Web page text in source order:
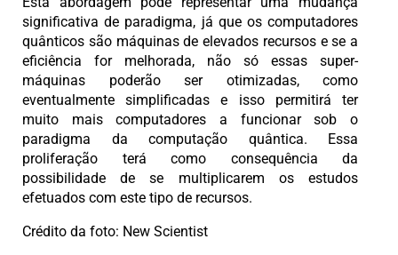
significativa de paradigma, já que os computadores
quânticos são máquinas de elevados recursos e se a
eficiência for melhorada, não só essas super-
máquinas poderão ser otimizadas, como
eventualmente simplificadas e isso permitirá ter
muito mais computadores a funcionar sob o
paradigma da computação quântica. Essa
proliferação terá como consequência da
possibilidade de se multiplicarem os estudos
efetuados com este tipo de recursos.
Crédito da foto: New Scientist